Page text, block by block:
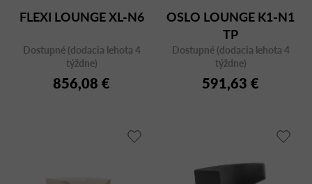
FLEXI LOUNGE XL-N6
Dostupné (dodacia lehota 4
týždne)
856,08 €
OSLO LOUNGE K1-N1
TP
Dostupné (dodacia lehota 4
týždne)
591,63 €